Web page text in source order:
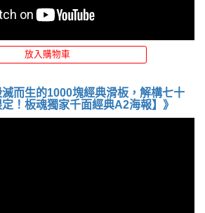
放入購物車
滅而生的1000塊經典滑板，解構七十
！板魂獨家千面經典A2海報】》